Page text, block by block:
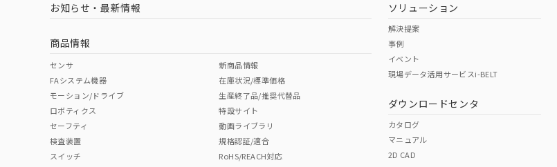
中国 RoHS 注意事項・凡例
中国 RoHS表
Pb Hg Cr(VI)
お知らせ・最新情報
商品情報
センサ
FAシステム機器
モーション/ドライブ
ロボティクス
セーフティ
検査装置
スイッチ
新商品情報
在庫状況/標準価格
生産終了品/推奨代替品
特設サイト
動画ライブラリ
規格認証/適合
RoHS/REACH対応
ソリューション
解決提案
事例
イベント
現場データ活用サービスi-BELT
ダウンロードセンタ
カタログ
マニュアル
2D CAD